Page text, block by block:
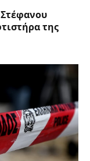
της